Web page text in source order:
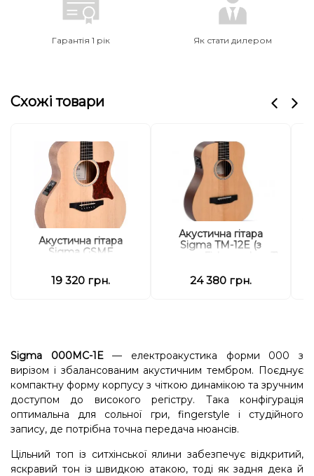
Гарантія 1 рік Як стати дилером
Схожі товари
Акустична гітара
Sigma GSME
19 320 грн.
Акустична гітара
Sigma TM-12E (з
24 380 грн.
Sigma 000MC-1E— електроакустика форми 000 з
вирізом і збалансованим акустичним тембром. Поєднує
компактну форму корпусу з чіткою динамікою та зручним
доступом до високого регістру. Така конфігурація
оптимальна для сольної гри, fingerstyle і студійного
запису, де потрібна точна передача нюансів.
Цільний топ із ситхінської ялини забезпечує відкритий,
яскравий тон із швидкою атакою, тоді як задня дека й